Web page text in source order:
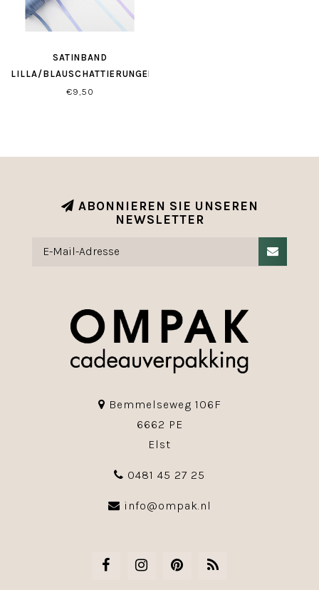
SATINBAND
LILLA/BLAUSCHATTIERUNGEN
€9,50
ABONNIEREN SIE UNSEREN
NEWSLETTER
Bemmelseweg 106F
6662 PE
Elst
0481 45 27 25
info@ompak.nl